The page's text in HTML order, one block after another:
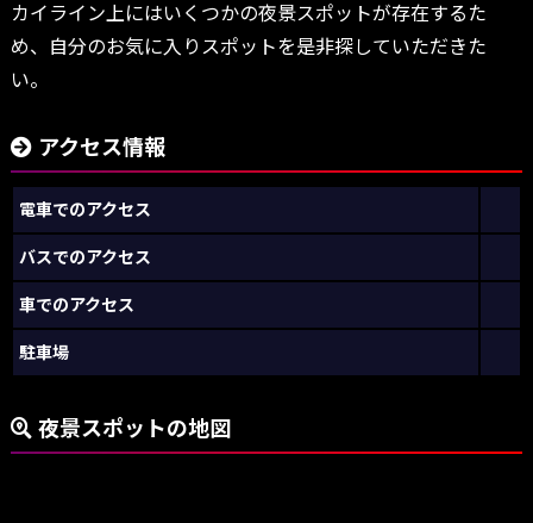
カイライン上にはいくつかの夜景スポットが存在するた
め、自分のお気に入りスポットを是非探していただきた
い。
アクセス情報
電車でのアクセス
バスでのアクセス
車でのアクセス
駐車場
夜景スポットの地図